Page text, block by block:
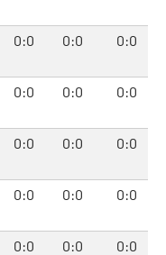
0:0 0:0 0:0
0:0 0:0 0:0
0:0 0:0 0:0
0:0 0:0 0:0
0:0 0:0 0:0